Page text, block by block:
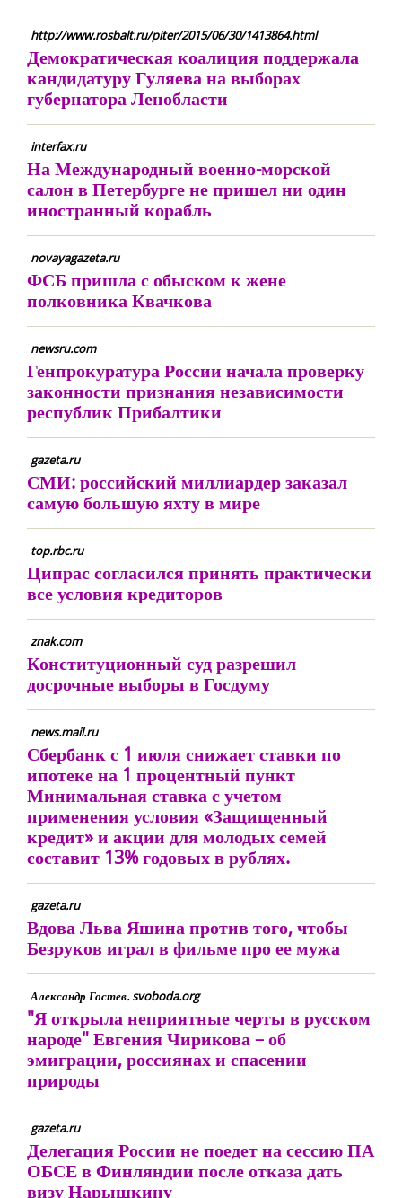
http://www.rosbalt.ru/piter/2015/06/30/1413864.html
Демократическая коалиция поддержала
кандидатуру Гуляева на выборах
губернатора Ленобласти
interfax.ru
На Международный военно-морской
салон в Петербурге не пришел ни один
иностранный корабль
novayagazeta.ru
ФСБ пришла с обыском к жене
полковника Квачкова
newsru.com
Генпрокуратура России начала проверку
законности признания независимости
республик Прибалтики
gazeta.ru
СМИ: российский миллиардер заказал
самую большую яхту в мире
top.rbc.ru
Ципрас согласился принять практически
все условия кредиторов
znak.com
Конституционный суд разрешил
досрочные выборы в Госдуму
news.mail.ru
Сбербанк с 1 июля снижает ставки по
ипотеке на 1 процентный пункт
Минимальная ставка с учетом
применения условия «Защищенный
кредит» и акции для молодых семей
составит 13% годовых в рублях.
gazeta.ru
Вдова Льва Яшина против того, чтобы
Безруков играл в фильме про ее мужа
Александр Гостев. svoboda.org
"Я открыла неприятные черты в русском
народе" Евгения Чирикова – об
эмиграции, россиянах и спасении
природы
gazeta.ru
Делегация России не поедет на сессию ПА
ОБСЕ в Финляндии после отказа дать
визу Нарышкину